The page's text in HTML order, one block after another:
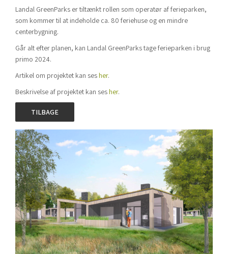
Landal GreenParks er tiltænkt rollen som operatør af ferieparken,
som kommer til at indeholde ca. 80 feriehuse og en mindre
centerbygning.
Går alt efter planen, kan Landal GreenParks tage ferieparken i brug
primo 2024.
Artikel om projektet kan sesher.
Beskrivelse af projektet kan sesher.
TILBAGE